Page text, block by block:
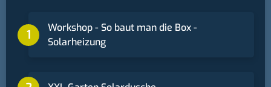
Workshop - So baut man die Box -
Solarheizung